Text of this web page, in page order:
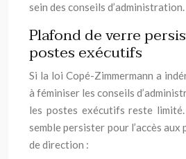
sein des conseils d’administration.
Plafond de verre
postes exécutifs
Si la loi Copé-Zimmermann a
à féminiser les conseils
les postes exécutifs reste
semble persister pour l’accès
de direction :